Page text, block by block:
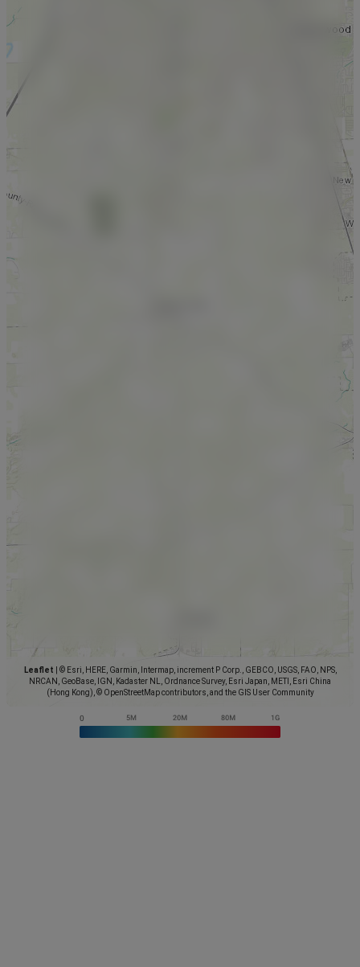
Leaflet
© Esri, HERE, Garmin, Intermap, increment P Corp., GEBCO, USGS, FAO, NPS,
NRCAN, GeoBase, IGN, Kadaster NL, Ordnance Survey, Esri Japan, METI, Esri China
(Hong Kong), © OpenStreetMap contributors, and the GIS User Community